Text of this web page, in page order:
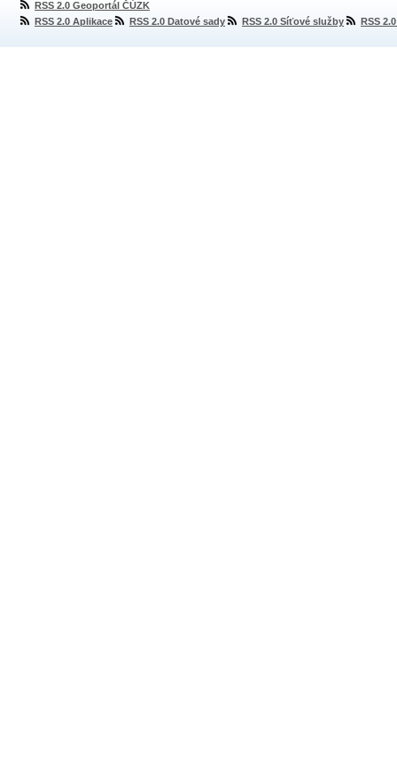
RSS 2.0 Geoportál ČÚZK
RSS 2.0 Aplikace
RSS 2.0 Datové sady RSS 2.0 Síťové služby RSS